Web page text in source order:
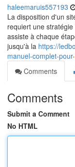
haleemaruis557193
La disposition d'un
requiert une
assiste à chaque
jusqu'à la https://
manuel-complet-
Comments
Comments
Submit a Comment
No HTML